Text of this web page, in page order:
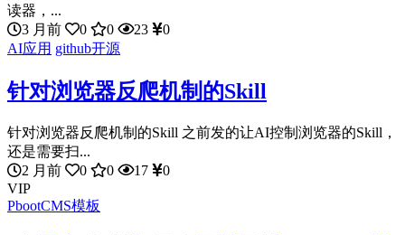
读器，...
3 月前
0 0 23
0
AI应用 github开源
针对浏览器反爬机制的Skill
针对浏览器反爬机制的Skill 之前发的让AI控制浏览器的Skill，
还是需要扫...
2 月前
0 0 17
0
VIP
PbootCMS模板